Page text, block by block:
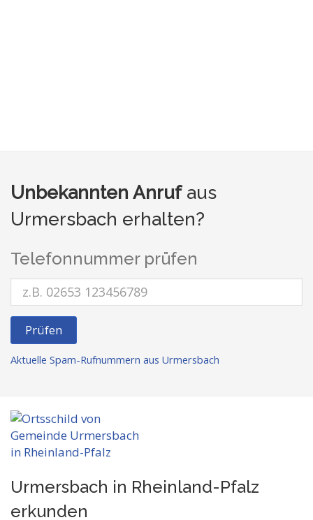
Unbekannten Anrufaus
Urmersbach erhalten?
Telefonnummer prüfen
Prüfen
Aktuelle Spam-Rufnummern aus Urmersbach
Urmersbach in Rheinland-Pfalz
erkunden